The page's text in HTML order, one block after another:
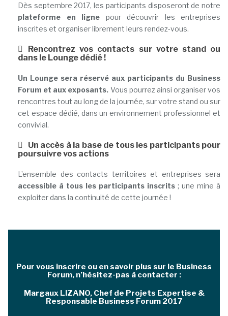
Dès septembre 2017, les participants disposeront de notre
plateforme en ligne pour découvrir les entreprises
inscrites et organiser librement leurs rendez-vous.
Rencontrez vos contacts sur votre stand ou
dans le Lounge dédié !
Un Lounge sera réservé aux participants du Business
Forum et aux exposants. Vous pourrez ainsi organiser vos
rencontres tout au long de la journée, sur votre stand ou sur
cet espace dédié, dans un environnement professionnel et
convivial.
Un accès à la base de tous les participants pour
poursuivre vos actions
L’ensemble des contacts territoires et entreprises sera
accessible à tous les participants inscrits ; une mine à
exploiter dans la continuité de cette journée !
Pour vous inscrire ou en savoir plus sur le Business
Forum, n’hésitez-pas à contacter :
Margaux LIZANO, Chef de Projets Expertise &
Responsable Business Forum 2017